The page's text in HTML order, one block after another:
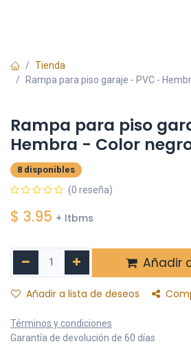
Tienda
Rampa para piso garaje - PVC -
Rampa para piso
Hembra - Color
8 disponibles
(0 reseña)
$ 3.95 + Itbms
Añadir
Añadir a lista de deseos
Términos y condiciones
Garantía de devolución de 60 días